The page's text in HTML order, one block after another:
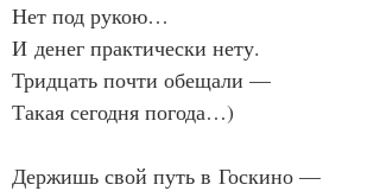
Нет под рукою…
И денег практически нету.
Тридцать почти обещали —
Такая сегодня погода…)
Держишь свой путь в Госкино —